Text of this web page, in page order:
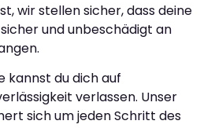
wir stellen sicher, dass deine
und unbeschädigt an
kannst du dich auf
verlassen. Unser
sich um jeden Schritt des